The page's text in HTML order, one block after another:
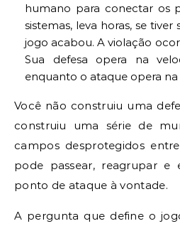
humano para conectar os
sistemas, leva horas, se tiver
jogo acabou. A violação
Sua defesa opera na
enquanto o ataque opera na
Você não construiu uma
construiu uma série de
campos desprotegidos
pode passear, reagrupar e
ponto de ataque à vontade.
A pergunta que define o